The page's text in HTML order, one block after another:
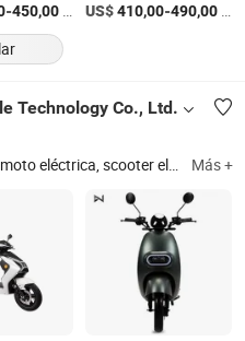
-450,00/Pieza US$410,00-490,00
Technology Co., Ltd.
bicicleta eléctrica, e-bicicleta, e-scooter, bicicleta eléctrica, bicicleta eléctrica Más +